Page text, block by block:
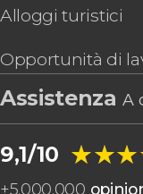
Alloggi turistici
Opportunità di
AssistenzaA
9,1/10
+5.000.000